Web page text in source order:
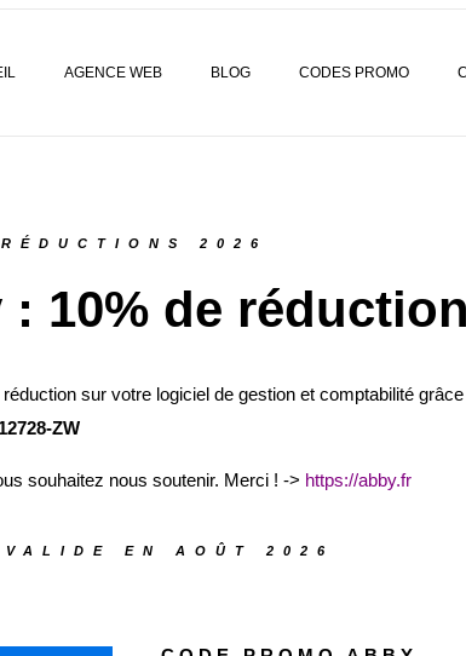
AGENCE WEB BLOG CODES PROMO
2026
10% de réduction
sur votre logiciel de gestion et comptabilité
ZW
souhaitez nous soutenir. Merci ! -> https://abby.fr
EN AOÛT 2026